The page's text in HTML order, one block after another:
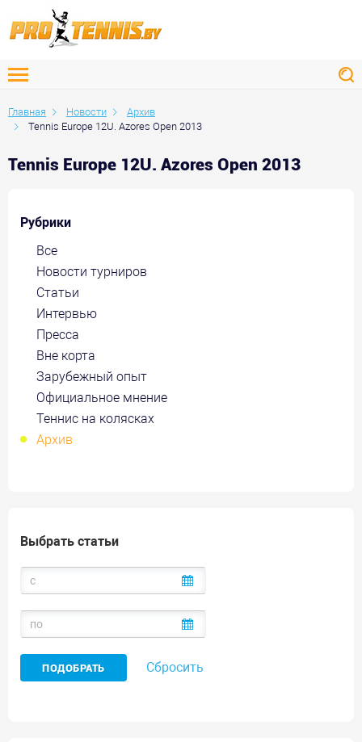
Главная Новости
Архив
Tennis Europe 12U. Azores Open 2013
Tennis Europe 12U. Azores Open 2013
Рубрики
Все
Новости турниров
Статьи
Интервью
Пресса
Вне корта
Зарубежный опыт
Официальное мнение
Теннис на колясках
Архив
Выбрать статьи
Сбросить